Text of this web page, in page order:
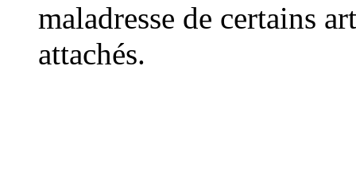
maladresse de certains
attachés.